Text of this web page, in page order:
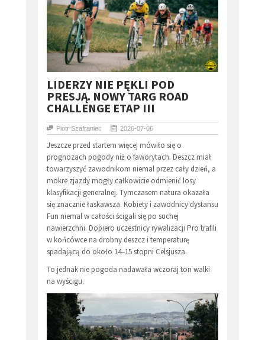
LIDERZY NIE PĘKLI POD
PRESJĄ. NOWY TARG ROAD
CHALLENGE ETAP III
Piotr Szafraniec 2026-07-06
Jeszcze przed startem więcej mówiło się o
prognozach pogody niż o faworytach. Deszcz miał
towarzyszyć zawodnikom niemal przez cały dzień, a
mokre zjazdy mogły całkowicie odmienić losy
klasyfikacji generalnej. Tymczasem natura okazała
się znacznie łaskawsza. Kobiety i zawodnicy dystansu
Fun niemal w całości ścigali się po suchej
nawierzchni. Dopiero uczestnicy rywalizacji Pro trafili
w końcówce na drobny deszcz i temperaturę
spadającą do około 14–15 stopni Celsjusza.
To jednak nie pogoda nadawała wczoraj ton walki
na wyścigu.